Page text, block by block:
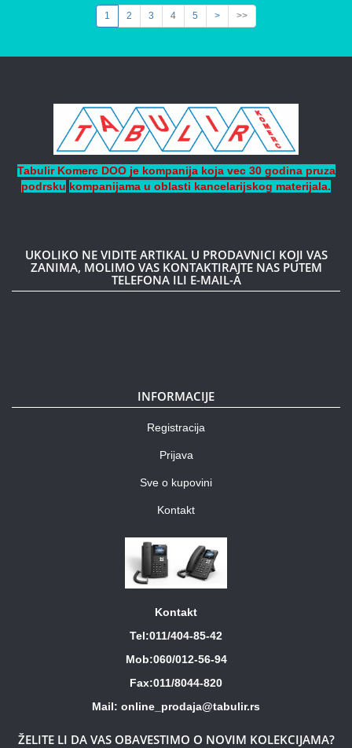
1 2 3 4 5 > >>
Tabulir Komerc DOO je kompanija koja vec 30 godina pruza
podrsku kompanijama u oblasti kancelarijskog materijala.
UKOLIKO NE VIDITE ARTIKAL U PRODAVNICI KOJI VAS
ZANIMA, MOLIMO VAS KONTAKTIRAJTE NAS PUTEM
TELEFONA ILI E-MAIL-A
INFORMACIJE
Registracija
Prijava
Sve o kupovini
Kontakt
Kontakt
Tel:011/404-85-42
Mob:060/012-56-94
Fax:011/8044-820
Mail: online_prodaja@tabulir.rs
ŽELITE LI DA VAS OBAVESTIMO O NOVIM KOLEKCIJAMA?